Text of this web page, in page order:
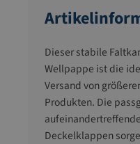
Dieser stabile
Wellpappe ist die
Versand von
Produkten. Die
Deckelklappen